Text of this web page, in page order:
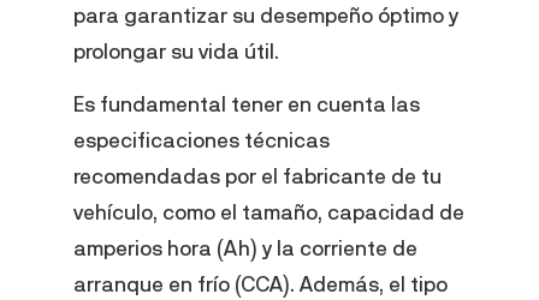
para garantizar su desempeño óptimo y
prolongar su vida útil.
Es fundamental tener en cuenta las
especificaciones técnicas
recomendadas por el fabricante de tu
vehículo, como el tamaño, capacidad de
amperios hora (Ah) y la corriente de
arranque en frío (CCA). Además, el tipo